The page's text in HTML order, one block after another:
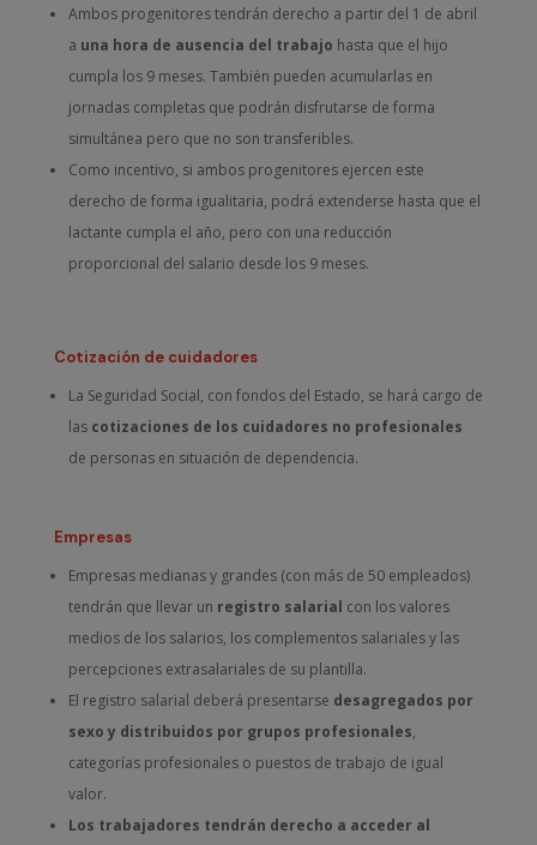
Ambos progenitores tendrán derecho a partir del 1 de abril
a una hora de ausencia del trabajo hasta que el hijo
cumpla los 9 meses. También pueden acumularlas en
jornadas completas que podrán disfrutarse de forma
simultánea pero que no son transferibles.
Como incentivo, si ambos progenitores ejercen este
derecho de forma igualitaria, podrá extenderse hasta que el
lactante cumpla el año, pero con una reducción
proporcional del salario desde los 9 meses.
Cotización de cuidadores
La Seguridad Social, con fondos del Estado, se hará cargo de
las cotizaciones de los cuidadores no profesionales
de personas en situación de dependencia.
Empresas
Empresas medianas y grandes (con más de 50 empleados)
tendrán que llevar un registro salarial con los valores
medios de los salarios, los complementos salariales y las
percepciones extrasalariales de su plantilla.
El registro salarial deberá presentarse desagregados por
sexo y distribuidos por grupos profesionales,
categorías profesionales o puestos de trabajo de igual
valor.
Los trabajadores tendrán derecho a acceder al